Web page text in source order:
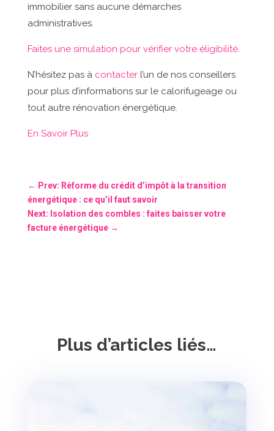
immobilier sans aucune démarches
administratives.
Faites une simulation pour vérifier votre éligibilité.
N’hésitez pas à contacterl’un de nos conseillers
pour plus d’informations sur le calorifugeage ou
tout autre rénovation énergétique.
En Savoir Plus
← Prev: Réforme du crédit d’impôt à la transition
énergétique : ce qu’il faut savoir
Next: Isolation des combles : faites baisser votre
facture énergétique→
Plus d’articles liés…